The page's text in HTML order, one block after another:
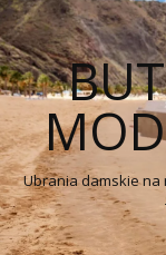
Ubrania damskie na